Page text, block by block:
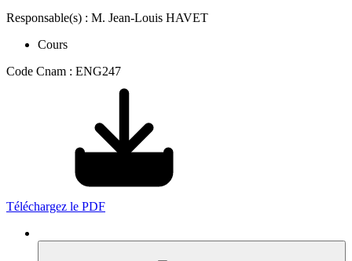
Responsable(s) : M. Jean-Louis HAVET
Cours
Code Cnam : ENG247
Téléchargez le PDF